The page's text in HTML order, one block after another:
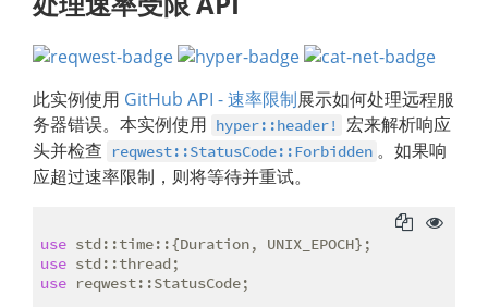
此实例使用 GitHub API - 速率限制展示如何处理远程服
务器错误。本实例使用 hyper::header! 宏来解析响应
头并检查
reqwest::StatusCode::Forbidden 。如果响
应超过速率限制，则将等待并重试。
use
use
use